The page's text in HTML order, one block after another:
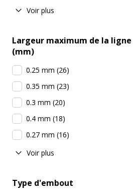
Voir plus
Largeur maximum de la ligne
(mm)
0.25 mm (26)
0.35 mm (23)
0.3 mm (20)
0.4 mm (18)
0.27 mm (16)
Voir plus
Type d'embout